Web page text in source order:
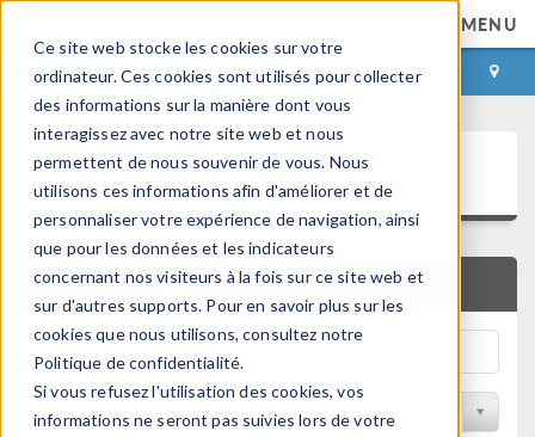
Ce site web stocke les cookies sur votre
ordinateur. Ces cookies sont utilisés pour collecter
des informations sur la manière dont vous
interagissez avec notre site web et nous
permettent de nous souvenir de vous. Nous
utilisons ces informations afin d'améliorer et de
personnaliser votre expérience de navigation, ainsi
que pour les données et les indicateurs
concernant nos visiteurs à la fois sur ce site web et
sur d'autres supports. Pour en savoir plus sur les
cookies que nous utilisons, consultez notre
Politique de confidentialité.
Si vous refusez l'utilisation des cookies, vos
informations ne seront pas suivies lors de votre
MENU
CONNEXION CONTACT
Bibliothèque d'Applications
RECHERCHE RAPIDE
Trier par Discipline